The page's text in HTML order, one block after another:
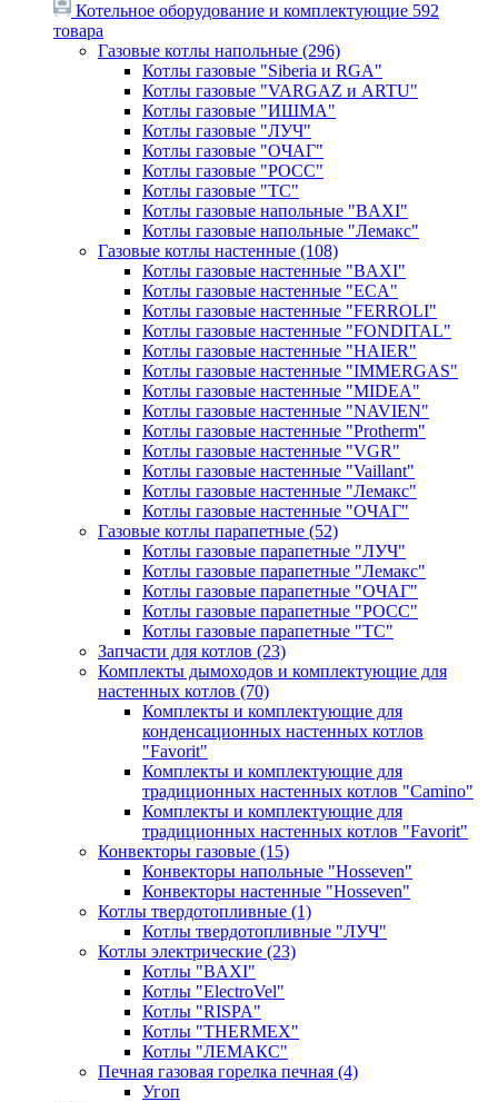
Котельное оборудование и комплектующие 592
товара
Газовые котлы напольные (296)
Котлы газовые "Siberia и RGA"
Котлы газовые "VARGAZ и ARTU"
Котлы газовые "ИШМА"
Котлы газовые "ЛУЧ"
Котлы газовые "ОЧАГ"
Котлы газовые "РОСС"
Котлы газовые "ТС"
Котлы газовые напольные "BAXI"
Котлы газовые напольные "Лемакс"
Газовые котлы настенные (108)
Котлы газовые настенные "BAXI"
Котлы газовые настенные "ECA"
Котлы газовые настенные "FERROLI"
Котлы газовые настенные "FONDITAL"
Котлы газовые настенные "HAIER"
Котлы газовые настенные "IMMERGAS"
Котлы газовые настенные "MIDEA"
Котлы газовые настенные "NAVIEN"
Котлы газовые настенные "Protherm"
Котлы газовые настенные "VGR"
Котлы газовые настенные "Vaillant"
Котлы газовые настенные "Лемакс"
Котлы газовые настенные "ОЧАГ"
Газовые котлы парапетные (52)
Котлы газовые парапетные "ЛУЧ"
Котлы газовые парапетные "Лемакс"
Котлы газовые парапетные "ОЧАГ"
Котлы газовые парапетные "РОСС"
Котлы газовые парапетные "ТС"
Запчасти для котлов (23)
Комплекты дымоходов и комплектующие для
настенных котлов (70)
Комплекты и комплектующие для
конденсационных настенных котлов
"Favorit"
Комплекты и комплектующие для
традиционных настенных котлов "Camino"
Комплекты и комплектующие для
традиционных настенных котлов "Favorit"
Конвекторы газовые (15)
Конвекторы напольные "Hosseven"
Конвекторы настенные "Hosseven"
Котлы твердотопливные (1)
Котлы твердотопливные "ЛУЧ"
Котлы электрические (23)
Котлы "BAXI"
Котлы "ElectroVel"
Котлы "RISPA"
Котлы "THERMEX"
Котлы "ЛЕМАКС"
Печная газовая горелка печная (4)
Угоп